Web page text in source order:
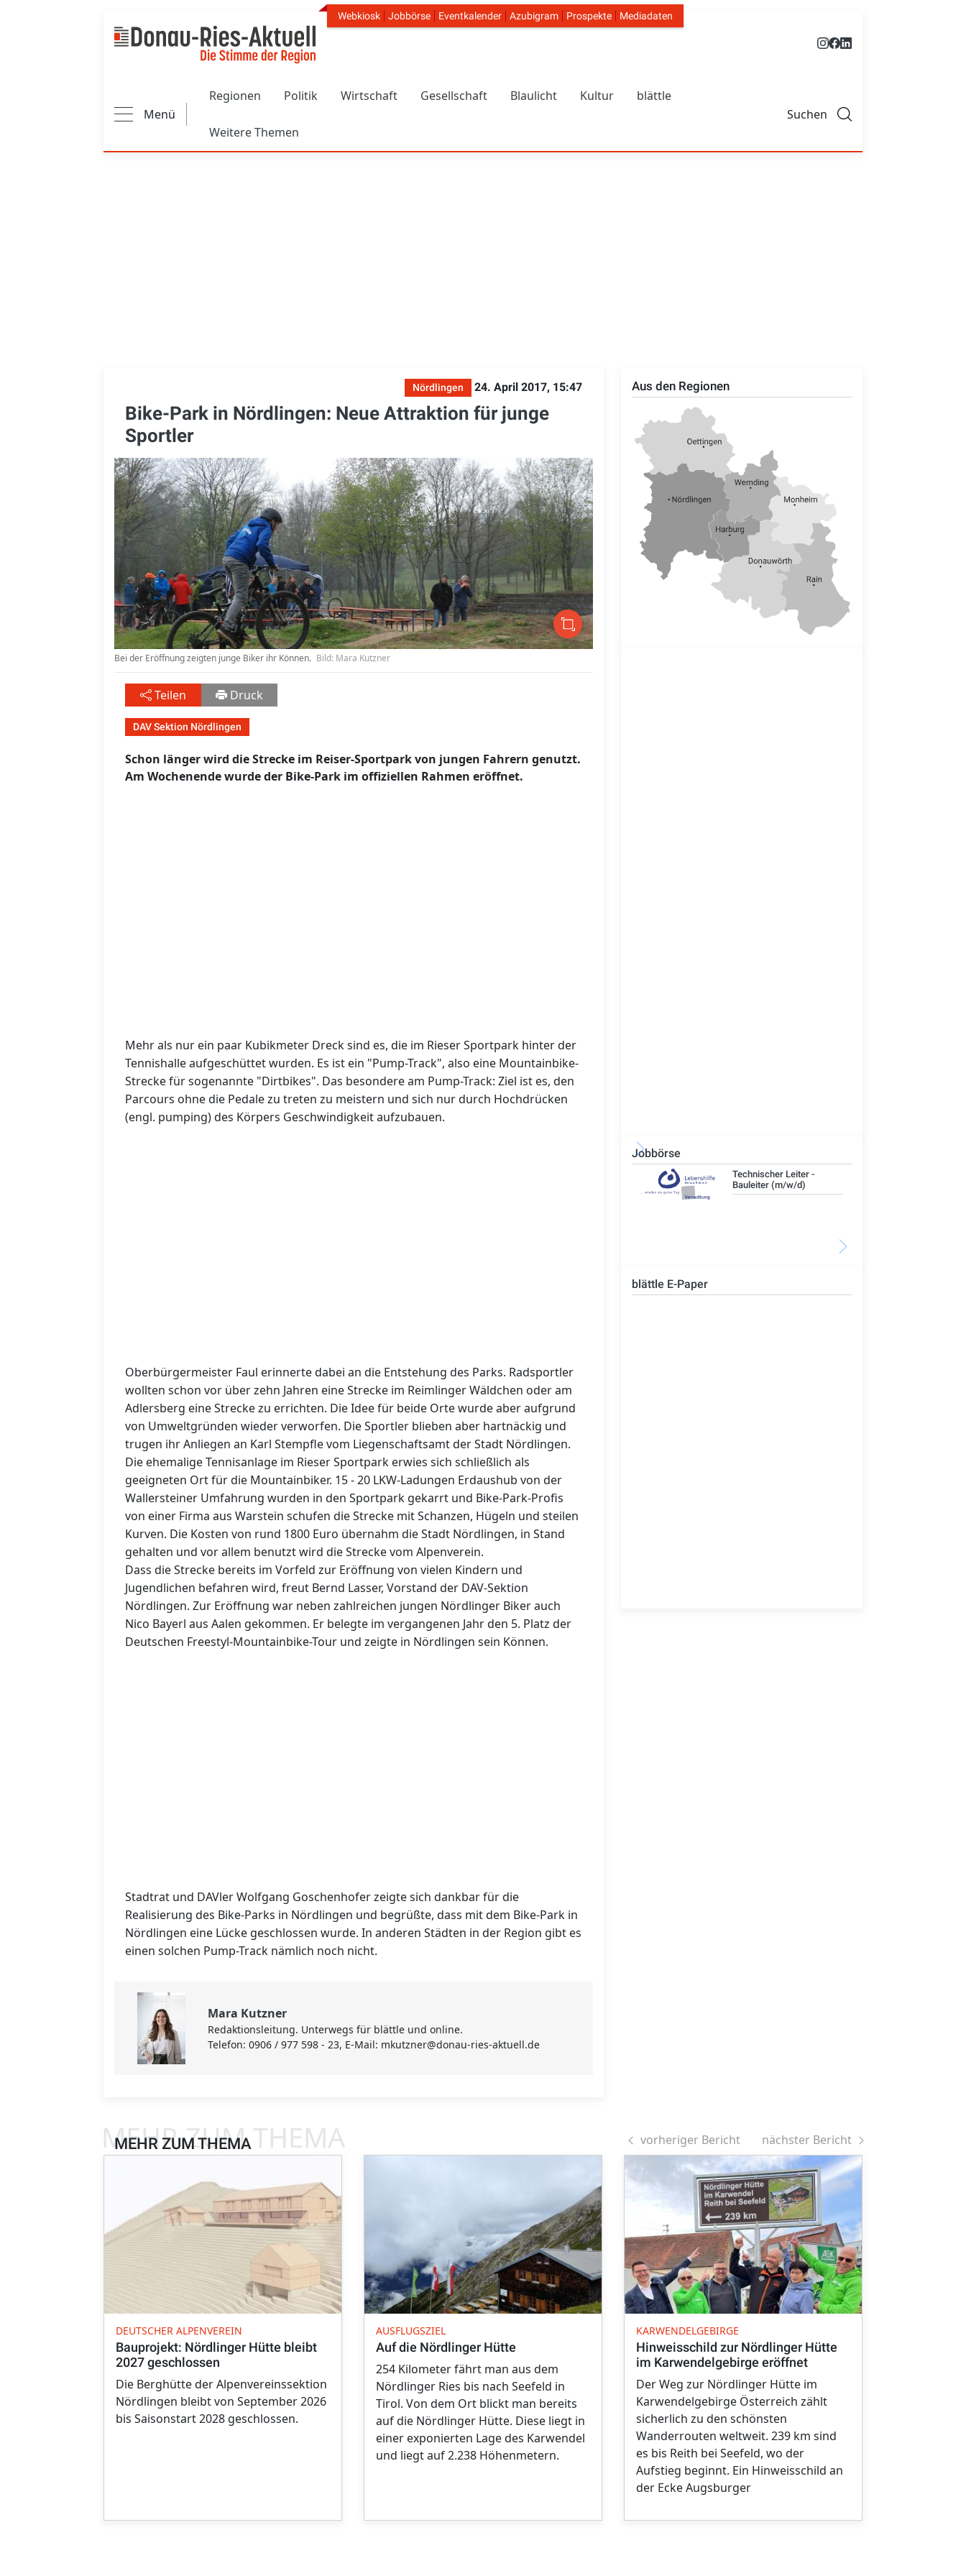
Header Navigation
Webkiosk Jobbörse Eventkalender Azubigram Prospekte Mediadaten
Menü
Regionen Politik Wirtschaft Gesellschaft Blaulicht Kultur blättle
Weitere Themen
Suchen
Nördlingen 24. April 2017, 15:47
Bike-Park in Nördlingen: Neue Attraktion für junge
Sportler
Bei der Eröffnung zeigten junge Biker ihr Können. Bild: Mara Kutzner
Teilen Druck
DAV Sektion Nördlingen
Schon länger wird die Strecke im Reiser-Sportpark von jungen Fahrern genutzt.
Am Wochenende wurde der Bike-Park im offiziellen Rahmen eröffnet.
Mehr als nur ein paar Kubikmeter Dreck sind es, die im Rieser Sportpark hinter der
Tennishalle aufgeschüttet wurden. Es ist ein "Pump-Track", also eine Mountainbike-
Strecke für sogenannte "Dirtbikes". Das besondere am Pump-Track: Ziel ist es, den
Parcours ohne die Pedale zu treten zu meistern und sich nur durch Hochdrücken
(engl. pumping) des Körpers Geschwindigkeit aufzubauen.
Oberbürgermeister Faul erinnerte dabei an die Entstehung des Parks. Radsportler
wollten schon vor über zehn Jahren eine Strecke im Reimlinger Wäldchen oder am
Adlersberg eine Strecke zu errichten. Die Idee für beide Orte wurde aber aufgrund
von Umweltgründen wieder verworfen. Die Sportler blieben aber hartnäckig und
trugen ihr Anliegen an Karl Stempfle vom Liegenschaftsamt der Stadt Nördlingen.
Die ehemalige Tennisanlage im Rieser Sportpark erwies sich schließlich als
geeigneten Ort für die Mountainbiker. 15 - 20 LKW-Ladungen Erdaushub von der
Wallersteiner Umfahrung wurden in den Sportpark gekarrt und Bike-Park-Profis
von einer Firma aus Warstein schufen die Strecke mit Schanzen, Hügeln und steilen
Kurven. Die Kosten von rund 1800 Euro übernahm die Stadt Nördlingen, in Stand
gehalten und vor allem benutzt wird die Strecke vom Alpenverein.
Dass die Strecke bereits im Vorfeld zur Eröffnung von vielen Kindern und
Jugendlichen befahren wird, freut Bernd Lasser, Vorstand der DAV-Sektion
Nördlingen. Zur Eröffnung war neben zahlreichen jungen Nördlinger Biker auch
Nico Bayerl aus Aalen gekommen. Er belegte im vergangenen Jahr den 5. Platz der
Deutschen Freestyl-Mountainbike-Tour und zeigte in Nördlingen sein Können.
Stadtrat und DAVler Wolfgang Goschenhofer zeigte sich dankbar für die
Realisierung des Bike-Parks in Nördlingen und begrüßte, dass mit dem Bike-Park in
Nördlingen eine Lücke geschlossen wurde. In anderen Städten in der Region gibt es
einen solchen Pump-Track nämlich noch nicht.
Mara Kutzner
Redaktionsleitung. Unterwegs für blättle und online.
Telefon: 0906 / 977 598 - 23, E-Mail: mkutzner@donau-ries-aktuell.de
Aus den Regionen
Jobbörse
Technischer Leiter -
Bauleiter (m/w/d)
blättle E-Paper
MEHR ZUM THEMA
MEHR ZUM THEMA vorheriger Bericht nächster Bericht
DEUTSCHER ALPENVEREIN
Bauprojekt: Nördlinger Hütte bleibt
2027 geschlossen
Die Berghütte der Alpenvereinssektion
Nördlingen bleibt von September 2026
bis Saisonstart 2028 geschlossen.
AUSFLUGSZIEL
Auf die Nördlinger Hütte
254 Kilometer fährt man aus dem
Nördlinger Ries bis nach Seefeld in
Tirol. Von dem Ort blickt man bereits
auf die Nördlinger Hütte. Diese liegt in
einer exponierten Lage des Karwendel
und liegt auf 2.238 Höhenmetern.
KARWENDELGEBIRGE
Hinweisschild zur Nördlinger Hütte
im Karwendelgebirge eröffnet
Der Weg zur Nördlinger Hütte im
Karwendelgebirge Österreich zählt
sicherlich zu den schönsten
Wanderrouten weltweit. 239 km sind
es bis Reith bei Seefeld, wo der
Aufstieg beginnt. Ein Hinweisschild an
der Ecke Augsburger